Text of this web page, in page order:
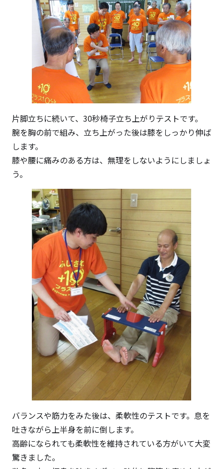
片脚立ちに続いて、30秒椅子立ち上がりテストです。
腕を胸の前で組み、立ち上がった後は膝をしっかり伸ば
します。
膝や腰に痛みのある方は、無理をしないようにしましょ
う。
バランスや筋力をみた後は、柔軟性のテストです。息を
吐きながら上半身を前に倒します。
高齢になられても柔軟性を維持されている方がいて大変
驚きました。